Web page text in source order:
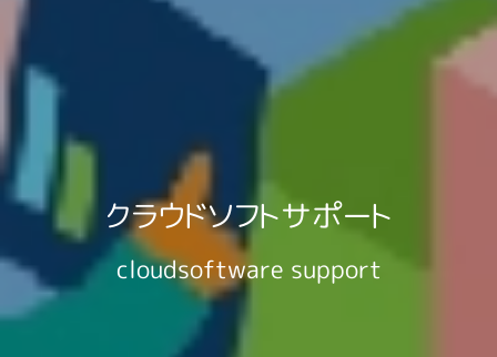
クラウドソフトサポート
cloudsoftware support